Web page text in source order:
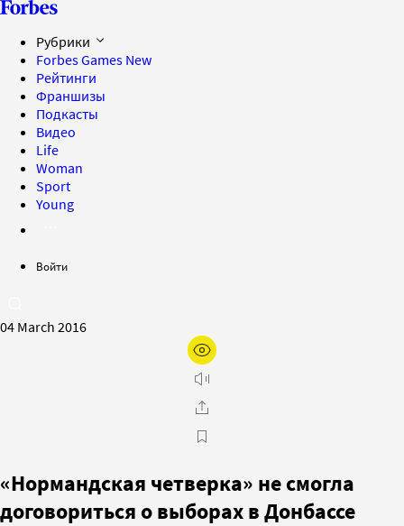
Рубрики
Forbes Games New
Рейтинги
Франшизы
Подкасты
Видео
Life
Woman
Sport
Young
Войти
04 March 2016
«Нормандская четверка» не смогла
договориться о выборах в Донбассе